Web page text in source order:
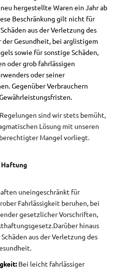
hergestellte Waren ein Jahr ab
Beschränkung gilt nicht für
aus der Verletzung des
der Gesundheit, bei arglistigem
sowie für sonstige Schäden,
oder grob fahrlässigen
oder seiner
Gegenüber Verbrauchern
sind wir stets bemüht,
Lösung mit unseren
Mangel vorliegt.
Haftung
uneingeschränkt für
Fahrlässigkeit beruhen, bei
gesetzlicher Vorschriften,
Darüber hinaus
aus der Verletzung des
Bei leicht fahrlässiger